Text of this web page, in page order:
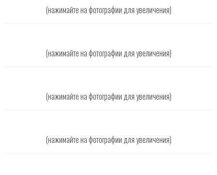
(нажимайте на фотографии для увеличения)
(нажимайте на фотографии для увеличения)
(нажимайте на фотографии для увеличения)
(нажимайте на фотографии для увеличения)